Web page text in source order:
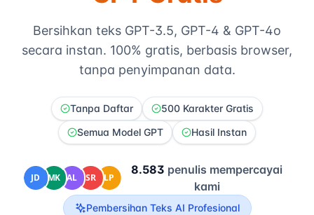
Bersihkan teks GPT-3.5, GPT-4 & GPT-4o
secara instan. 100% gratis, berbasis browser,
tanpa penyimpanan data.
Tanpa Daftar
500 Karakter Gratis
Semua Model GPT
Hasil Instan
8.583 penulis mempercayai
kami
Pembersihan Teks AI Profesional